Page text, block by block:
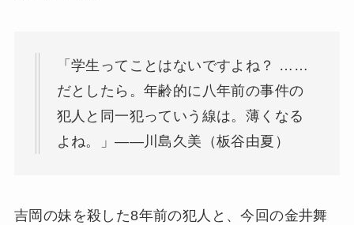
「学生ってことはないですよね？ ……
だとしたら。年齢的に八年前の事件の
犯人と同一犯っていう線は。薄くなる
よね。」——川島久美（板谷由夏）
吉岡の妹を殺した8年前の犯人と、今回の金井舞